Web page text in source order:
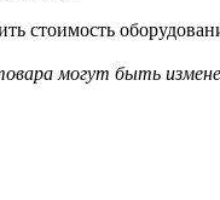
стоимость
могут быть